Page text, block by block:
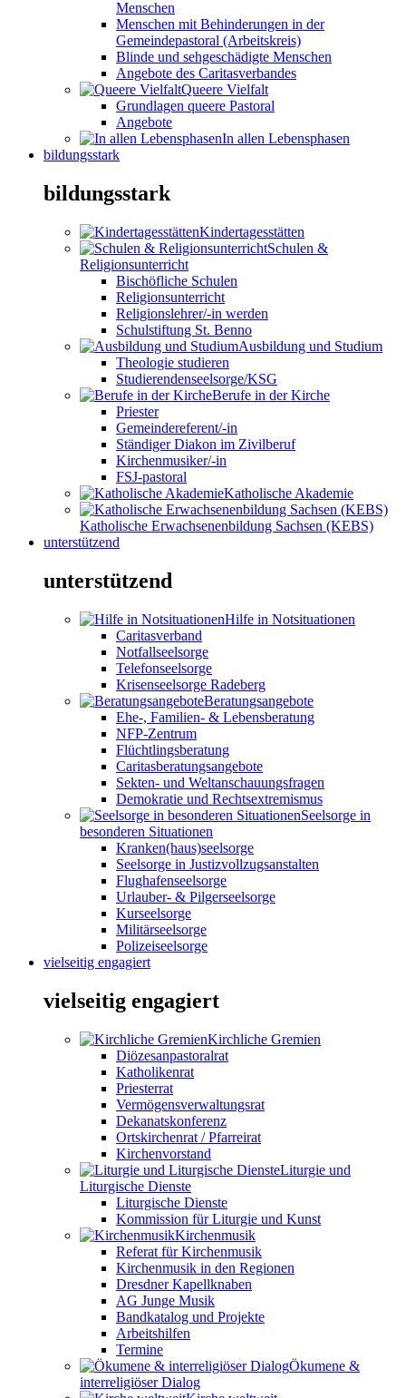
Menschen
Menschen mit Behinderungen in der
Gemeindepastoral (Arbeitskreis)
Blinde und sehgeschädigte Menschen
Angebote des Caritasverbandes
Queere Vielfalt
Grundlagen queere Pastoral
Angebote
In allen Lebensphasen
bildungsstark
bildungsstark
Kindertagesstätten
Schulen &
Religionsunterricht
Bischöfliche Schulen
Religionsunterricht
Religionslehrer/-in werden
Schulstiftung St. Benno
Ausbildung und Studium
Theologie studieren
Studierendenseelsorge/KSG
Berufe in der Kirche
Priester
Gemeindereferent/-in
Ständiger Diakon im Zivilberuf
Kirchenmusiker/-in
FSJ-pastoral
Katholische Akademie
Katholische Erwachsenenbildung Sachsen (KEBS)
unterstützend
unterstützend
Hilfe in Notsituationen
Caritasverband
Notfallseelsorge
Telefonseelsorge
Krisenseelsorge Radeberg
Beratungsangebote
Ehe-, Familien- & Lebensberatung
NFP-Zentrum
Flüchtlingsberatung
Caritasberatungsangebote
Sekten- und Weltanschauungsfragen
Demokratie und Rechtsextremismus
Seelsorge in
besonderen Situationen
Kranken(haus)seelsorge
Seelsorge in Justizvollzugsanstalten
Flughafenseelsorge
Urlauber- & Pilgerseelsorge
Kurseelsorge
Militärseelsorge
Polizeiseelsorge
vielseitig engagiert
vielseitig engagiert
Kirchliche Gremien
Diözesanpastoralrat
Katholikenrat
Priesterrat
Vermögensverwaltungsrat
Dekanatskonferenz
Ortskirchenrat / Pfarreirat
Kirchenvorstand
Liturgie und
Liturgische Dienste
Liturgische Dienste
Kommission für Liturgie und Kunst
Kirchenmusik
Referat für Kirchenmusik
Kirchenmusik in den Regionen
Dresdner Kapellknaben
AG Junge Musik
Bandkatalog und Projekte
Arbeitshilfen
Termine
Ökumene &
interreligiöser Dialog